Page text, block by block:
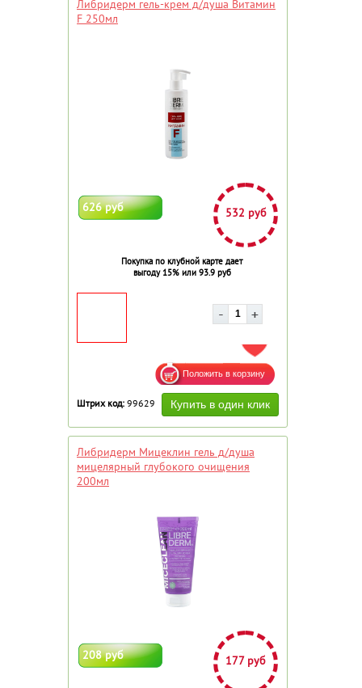
Либридерм гель-крем д/душа Витамин
F 250мл
626 руб 532 руб
Покупка по клубной карте дает
выгоду 15% или 93.9 руб
ДОБАВИТЬ В ИЗБРАННОЕ
Штрих код: 99629
Либридерм Мицеклин гель д/душа
мицелярный глубокого очищения
200мл
208 руб 177 руб